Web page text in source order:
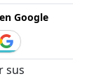
Google
sus